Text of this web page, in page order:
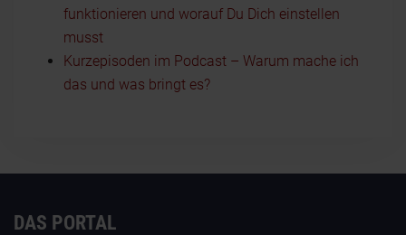
funktionieren und worauf Du Dich einstellen
musst
Kurzepisoden im Podcast – Warum mache ich
das und was bringt es?
DAS PORTAL